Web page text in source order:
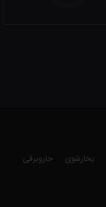
بخارشوی
جاروبرقی